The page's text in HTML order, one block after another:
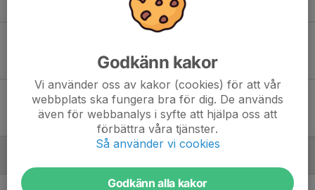
Trollhättans FK - Trollhättans BoIS
IFK Trollhättan - Trollhättans FK
Kamratgårdens IP B-plan
-
Godkänn kakor
Vi använder oss av kakor (cookies) för att vår
webbplats ska fungera bra för dig. De används
även för webbanalys i syfte att hjälpa oss att
förbättra våra tjänster.
Så använder vi cookies
Godkänn alla kakor